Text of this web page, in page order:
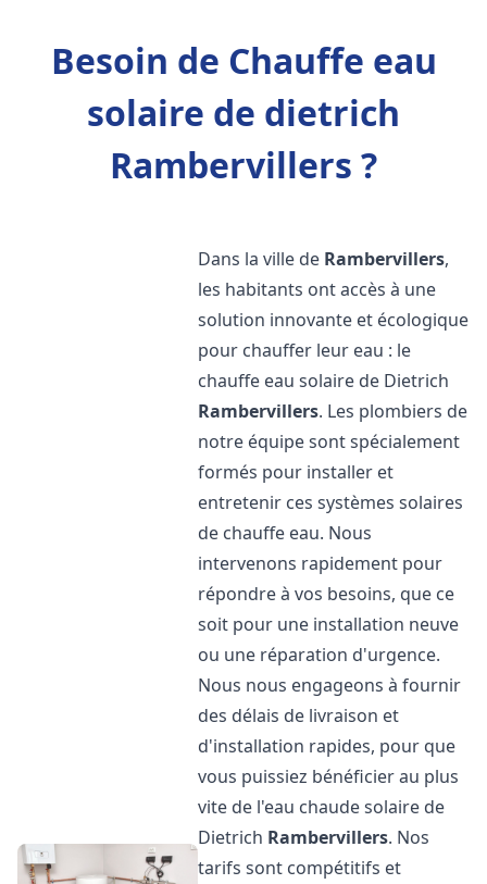
Besoin de Chauffe eau
solaire de dietrich
Rambervillers ?
Dans la ville de Rambervillers,
les habitants ont accès à une
solution innovante et écologique
pour chauffer leur eau : le
chauffe eau solaire de Dietrich
Rambervillers. Les plombiers de
notre équipe sont spécialement
formés pour installer et
entretenir ces systèmes solaires
de chauffe eau. Nous
intervenons rapidement pour
répondre à vos besoins, que ce
soit pour une installation neuve
ou une réparation d'urgence.
Nous nous engageons à fournir
des délais de livraison et
d'installation rapides, pour que
vous puissiez bénéficier au plus
vite de l'eau chaude solaire de
Dietrich Rambervillers. Nos
tarifs sont compétitifs et